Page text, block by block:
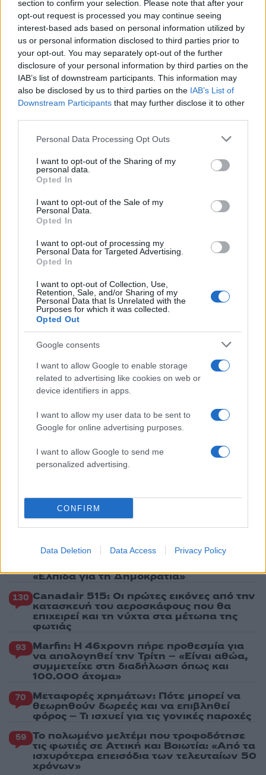
section to confirm your selection. Please note that after your
opt-out request is processed you may continue seeing
interest-based ads based on personal information utilized by
us or personal information disclosed to third parties prior to
your opt-out. You may separately opt-out of the further
disclosure of your personal information by third parties on the
IAB’s list of downstream participants. This information may
also be disclosed by us to third parties on the IAB’s List of
Downstream Participants that may further disclose it to other
Please note that this website/app uses one or more Google
not limited to your visit or usage behaviour. You may click to
grant or deny consent to Google and its third-party tags to
use your data for below specified purposes in below Google
consent section.
Personal Data Processing Opt Outs
I want to opt-out of the Sharing of my
personal data.
Opted In
I want to opt-out of the Sale of my
Personal Data.
Opted In
I want to opt-out of processing my
Personal Data for Targeted Advertising.
Opted In
I want to opt-out of Collection, Use,
Retention, Sale, and/or Sharing of my
Personal Data that Is Unrelated with the
Purposes for which it was collected.
Opted Out
Google consents
I want to allow Google to enable storage
related to advertising like cookies on web or
device identifiers in apps.
I want to allow my user data to be sent to
Google for online advertising purposes.
I want to allow Google to send me
personalized advertising.
CONFIRM
Data Deletion Data Access Privacy Policy
2000 /2000
Υποβολή σχολίου
Όροι Χρήσης. Το site προστατεύεται από reCAPTCHA, ισχύουν
Πολιτική Απορρήτου&Όροι Χρήσηςτης Google.
Κόσμος
ΚΟΣΤΑ ΡΙΚΑ
Ακολουθήστε το Νewsit.gr στο Google News
ενημερωθείτε πρώτοι για όλη την ειδησεογραφία και τα
τελευταία νέα
Πιο δημοφιλή
Αριστοτέλης Δαμίγος: Στο Αποτεφρωτήριο
Ριτσώνας το «ύστατο χαίρε» στον Έλληνα
σύνδεσμο του ελικοπτέρου που έπεσε στην
Ψάθα
Η Αγγελική Ηλιάδη περιγράφει το θαύμα
που έζησε και πώς είδε τον Χριστό μπροστά
της: «Ήταν ό,τι πιο όμορφο έχω δει στη ζωή
μου»
Ο Γιάννης Φακίνος αποκάλυψε πώς έγινε
viral το τραγούδι του «Λογαριασμός» που
Σέρρες: Βίντεο ντοκουμέντο από το
τροχαίο με νεκρούς μητέρα και γιο – Ο
σύγκρουση
Έρχεται τριήμερο με 40άρια και ισχυρά
Πιο σχολιασμένα
Έφυγαν οι συνεργάτες, μένει η Μαρία
«Ελπίδα για τη Δημοκρατία»
130 Canadair 515: Οι πρώτες εικόνες από την
κατασκευή του αεροσκάφους που θα
επιχειρεί και τη νύχτα στα μέτωπα της
φωτιάς
93 Marfin: Η 46χρονη πήρε προθεσμία για
να απολογηθεί την Τρίτη – «Είναι αθώα,
συμμετείχε στη διαδήλωση όπως και
100.000 άτομα»
70 Μεταφορές χρημάτων: Πότε μπορεί να
θεωρηθούν δωρεές και να επιβληθεί
φόρος – Τι ισχυεί για τις γονικές παροχές
59 Το πολωμένο μελτέμι που τροφοδότησε
τις φωτιές σε Αττική και Βοιωτία: «Από τα
ισχυρότερα επεισόδια των τελευταίων 50
χρόνων»